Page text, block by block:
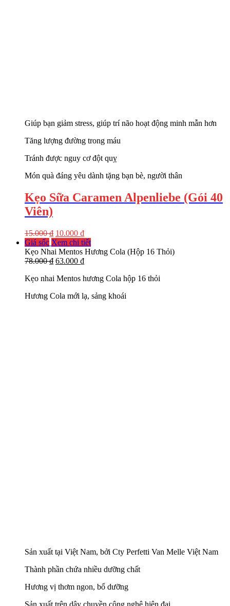
Giúp bạn giảm stress, giúp trí não hoạt động minh mẫn hơn
Tăng lượng đường trong máu
Tránh được nguy cơ đột quỵ
Món quà đáng yêu dành tặng bạn bè, người thân
Kẹo Sữa Caramen Alpenliebe (Gói 40
Viên)
15.000₫ 10.000 ₫
Giá sốc Xem chi tiết
Kẹo Nhai Mentos Hương Cola (Hộp 16 Thỏi)
78.000₫ 63.000 ₫
Kẹo nhai Mentos hương Cola hộp 16 thỏi
Hương Cola mới lạ, sảng khoái
Sản xuất tại Việt Nam, bởi Cty Perfetti Van Melle Việt Nam
Thành phần chứa nhiều dưỡng chất
Hương vị thơm ngon, bổ dưỡng
Sản xuất trên dây chuyền công nghệ hiện đại